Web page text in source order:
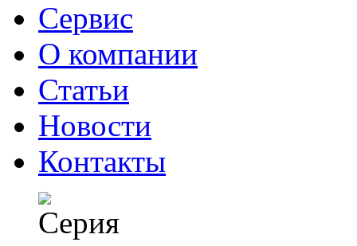
Сервис
О компании
Статьи
Новости
Контакты